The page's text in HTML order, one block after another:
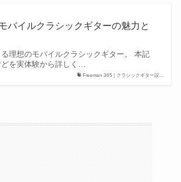
Freeman 365 | クラシックギター設…
バイルクラシックギターの魅力と
理想のモバイルクラシックギター。 本記
どを実体験から詳しく…